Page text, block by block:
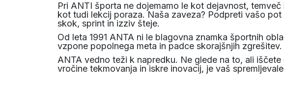
Pri ANTI športa ne dojemamo le kot dejavnost,
kot tudi lekcij poraza. Naša zaveza? Podpreti vašo
skok, sprint in izziv šteje.
Od leta 1991 ANTA ni le blagovna znamka športnih
vzpone popolnega meta in padce skorajšnjih
ANTA vedno teži k napredku. Ne glede na to, ali
vročine tekmovanja in iskre inovacij, je vaš